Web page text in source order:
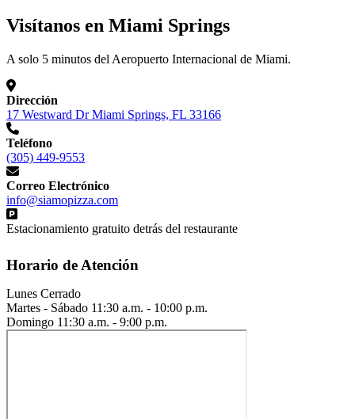
Visítanos en Miami Springs
A solo 5 minutos del Aeropuerto Internacional de Miami.
Dirección
17 Westward Dr Miami Springs, FL 33166
Teléfono
(305) 449-9553
Correo Electrónico
info@siamopizza.com
Estacionamiento gratuito detrás del restaurante
Horario de Atención
Lunes Cerrado
Martes - Sábado 11:30 a.m. - 10:00 p.m.
Domingo 11:30 a.m. - 9:00 p.m.